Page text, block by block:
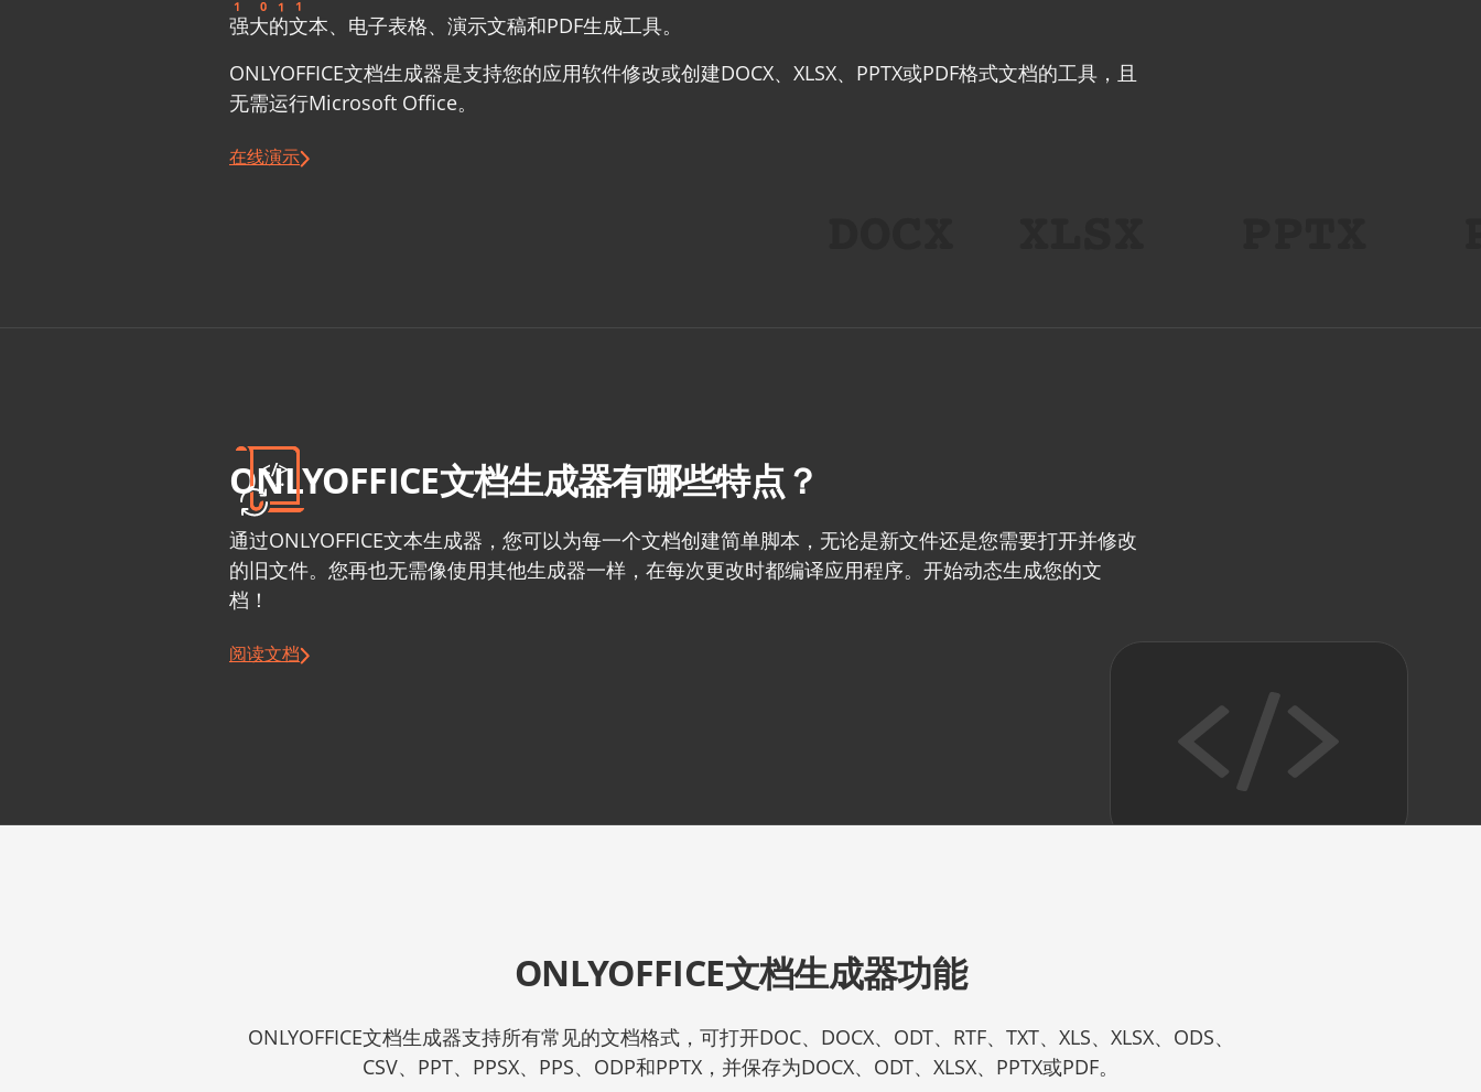
强大的文本、电子表格、演示文稿和PDF生成工具。
ONLYOFFICE文档生成器是支持您的应用软件修改或创建DOCX、XLSX、PPTX或PDF格式文档的工具，且
无需运行Microsoft Office。
在线演示
ONLYOFFICE文档生成器有哪些特点？
通过ONLYOFFICE文本生成器，您可以为每一个文档创建简单脚本，无论是新文件还是您需要打开并修改
的旧文件。您再也无需像使用其他生成器一样，在每次更改时都编译应用程序。开始动态生成您的文
档！
阅读文档
ONLYOFFICE文档生成器功能
ONLYOFFICE文档生成器支持所有常见的文档格式，可打开DOC、DOCX、ODT、RTF、TXT、XLS、XLSX、ODS、
CSV、PPT、PPSX、PPS、ODP和PPTX，并保存为DOCX、ODT、XLSX、PPTX或PDF。